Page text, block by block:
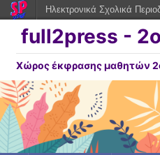
full2press -
Χώρος έκφρασης μαθητών
Ηλεκτρονικά Σχολικά